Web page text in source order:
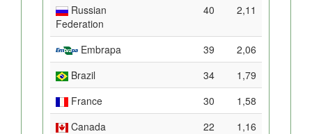
Russian
Federation
40 2,11
Embrapa 39
2,06
Brazil
34
1,79
France
30
1,58
Canada
22
1,16